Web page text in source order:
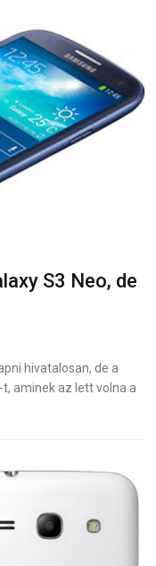
S3 Neo, de
hivatalosan, de a
aminek az lett volna a